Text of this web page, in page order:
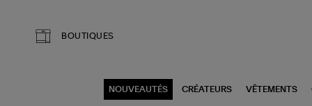
BOUTIQUES
NOUVEAUTÉS CRÉATEURS VÊTEMENTS